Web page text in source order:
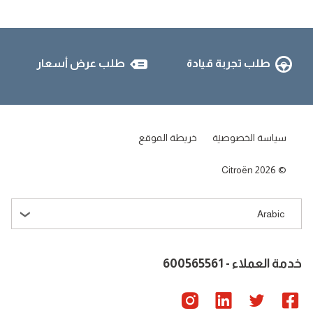
طلب تجربة قيادة طلب عرض أسعار
خدمة العملاء - 600565561
Arabic
Citroën 2026
سياسة الخصوصية خريطة الموقع